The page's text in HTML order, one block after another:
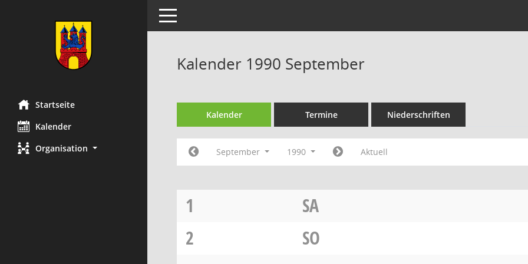
Startseite
Kalender
Organisation
Toggle navigation
Kalender 1990 September
Kalender Termine Niederschriften
September 1990 Aktuell
1
SA
2
SO